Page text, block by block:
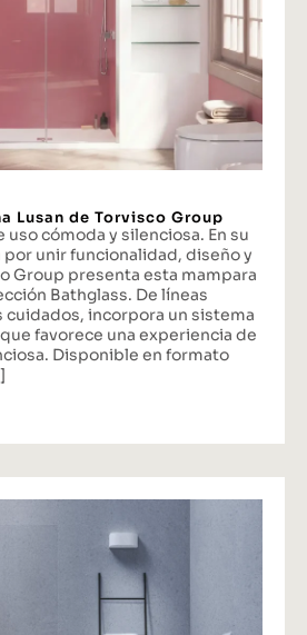
Lusan de Torvisco Group
uso cómoda y silenciosa. En su
unir funcionalidad, diseño y
Group presenta esta mampara
Bathglass. De líneas
cuidados, incorpora un sistema
favorece una experiencia de
Disponible en formato